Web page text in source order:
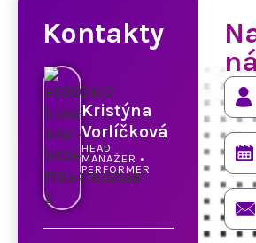
Vždy krásné, vždy usměvavé
naše profesionální
hladký průběh i skvělou
eventu!
VÍCE INFORMACÍ
Kontakty
Kristýna
Vorlíčková
HEAD
MANAŽER •
PERFORMER